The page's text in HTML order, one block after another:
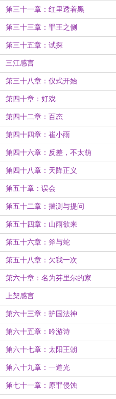
第三十一章：红里透着黑
第三十三章：罪王之侧
第三十五章：试探
三江感言
第三十八章：仪式开始
第四十章：好戏
第四十二章：百态
第四十四章：崔小雨
第四十六章：反差，不太萌
第四十八章：天降正义
第五十章：误会
第五十二章：揣测与提问
第五十四章：山雨欲来
第五十六章：斧与蛇
第五十八章：欠我一次
第六十章：名为芬里尔的家
上架感言
第六十三章：护国法神
第六十五章：吟游诗
第六十七章：太阳王朝
第六十九章：一道光
第七十一章：原罪侵蚀